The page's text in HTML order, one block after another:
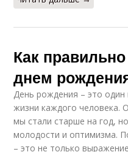
Как
днем
День рождения – это один
жизни каждого человека.
мы стали старше на год,
молодости и оптимизма.
– это не только